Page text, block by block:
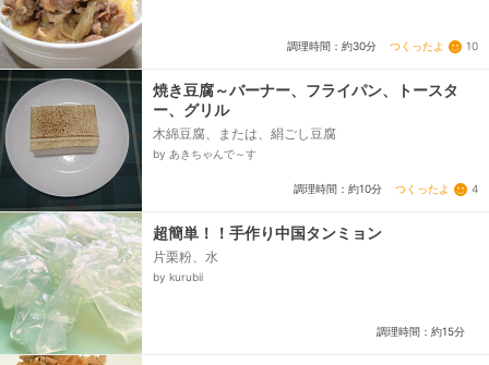
調理時間：約30分 つくったよ 10
焼き豆腐～バーナー、フライパン、トースタ
ー、グリル
木綿豆腐、または、絹ごし豆腐
by あきちゃんで～す
調理時間：約10分 つくったよ 4
超簡単！！手作り中国タンミョン
片栗粉、水
by kurubii
調理時間：約15分